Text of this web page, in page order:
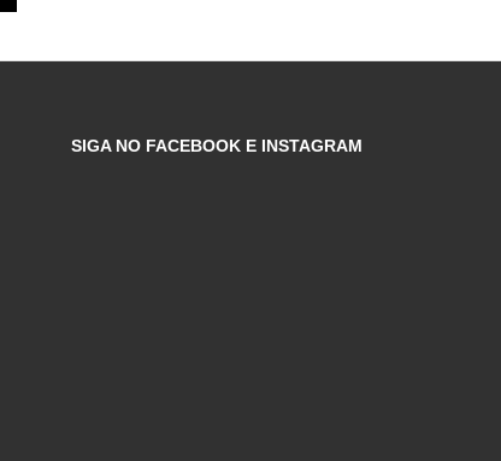
SIGA NO FACEBOOK E INSTAGRAM